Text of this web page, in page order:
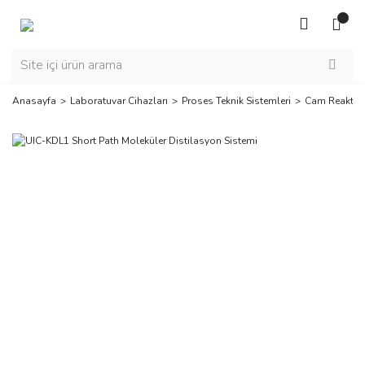
Anasayfa Laboratuvar Cihazları Proses Teknik Sistemleri Cam Reaktör